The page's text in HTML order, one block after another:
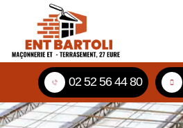
02 52 56 44 80